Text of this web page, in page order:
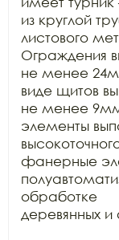
из круглой
листового
Ограждения
не менее
виде щитов
не менее
элементы
фанерные
обработке
деревянных